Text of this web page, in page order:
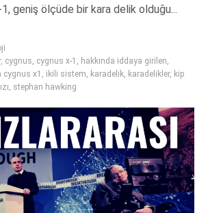
geniş ölçüde bir kara delik olduğu...
, cygnus, cygnus x-1 , hakkında iddaya girilen,
cygnus x1 , ikili sistem, karadelik, karadelikler, kip
, stephan hawking